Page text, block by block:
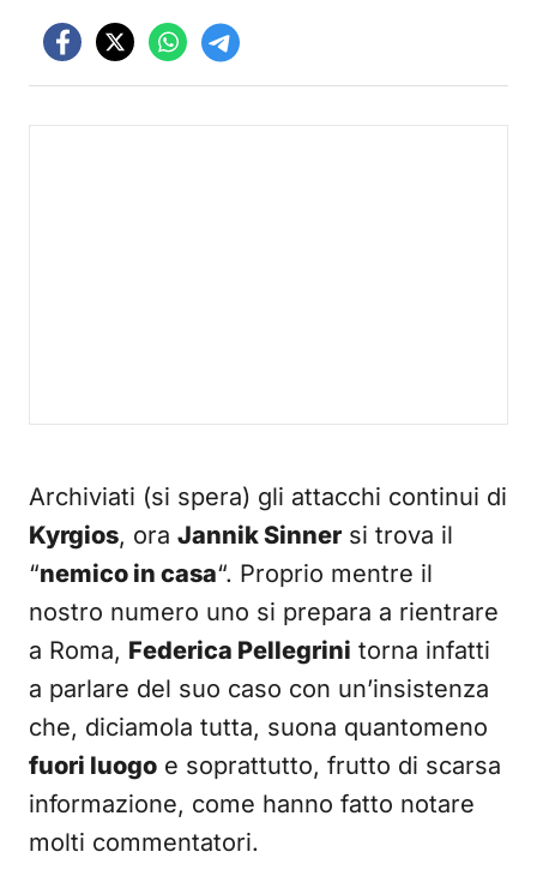
Archiviati (si spera) gli attacchi continui di
Kyrgios, ora Jannik Sinner si trova il
“nemico in casa“. Proprio mentre il
nostro numero uno si prepara a rientrare
a Roma, Federica Pellegrini torna infatti
a parlare del suo caso con un’insistenza
che, diciamola tutta, suona quantomeno
fuori luogo e soprattutto, frutto di scarsa
informazione, come hanno fatto notare
molti commentatori.